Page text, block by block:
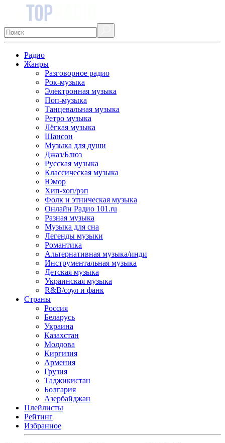
Радио
Жанры
Разговорное радио
Рок-музыка
Электронная музыка
Поп-музыка
Танцевальная музыка
Ретро музыка
Лёгкая музыка
Шансон
Музыка для души
Джаз/Блюз
Русская музыка
Классическая музыка
Юмор
Хип-хоп/рэп
Фолк и этническая музыка
Онлайн Радио 101.ru
Разная музыка
Музыка для сна
Легенды музыки
Романтика
Альтернативная музыка/инди
Инструментальная музыка
Детская музыка
Украинская музыка
R&B/cоул и фанк
Страны
Россия
Беларусь
Украина
Казахстан
Молдова
Киргизия
Армения
Грузия
Таджикистан
Болгария
Азербайджан
Плейлисты
Рейтинг
Избранное